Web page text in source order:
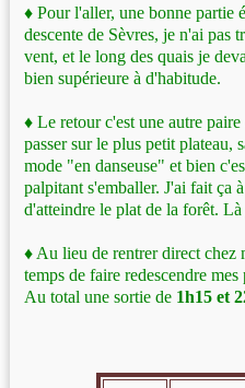
♦ Pour l'aller, une bonne partie
descente de Sèvres, je n'ai
vent, et le long des quais je
bien supérieure à d'habitude.
♦ Le retour c'est une autre
passer sur le plus petit plateau,
mode "en danseuse" et bien
palpitant s'emballer. J'ai fait ça
d'atteindre le plat de la forêt.
♦ Au lieu de rentrer direct chez
temps de faire redescendre
Au total une sortie de 1h15 et